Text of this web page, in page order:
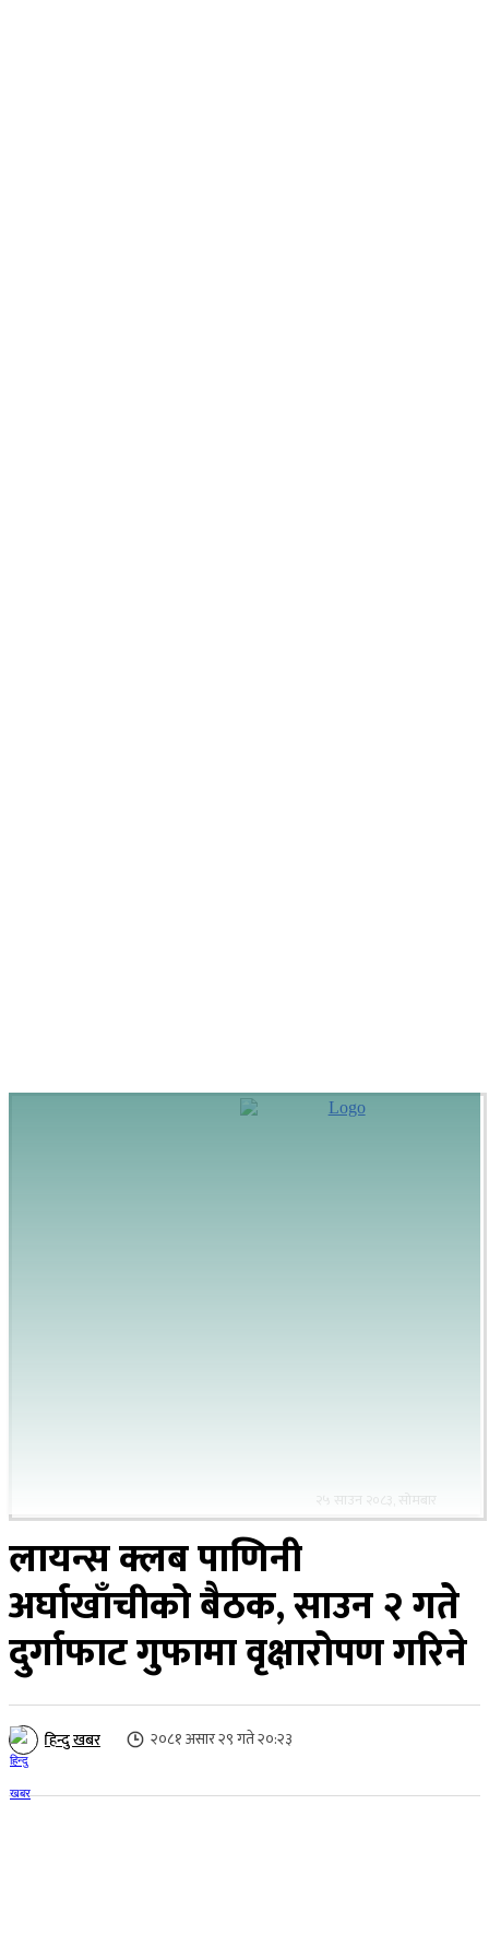
२५ साउन २०८३, सोमबार
लायन्स क्लब पाणिनी
अर्घाखाँचीको बैठक, साउन २ गते
दुर्गाफाट गुफामा वृक्षारोपण गरिने
हिन्दु खबर २०८१ असार २९ गते २०:२३